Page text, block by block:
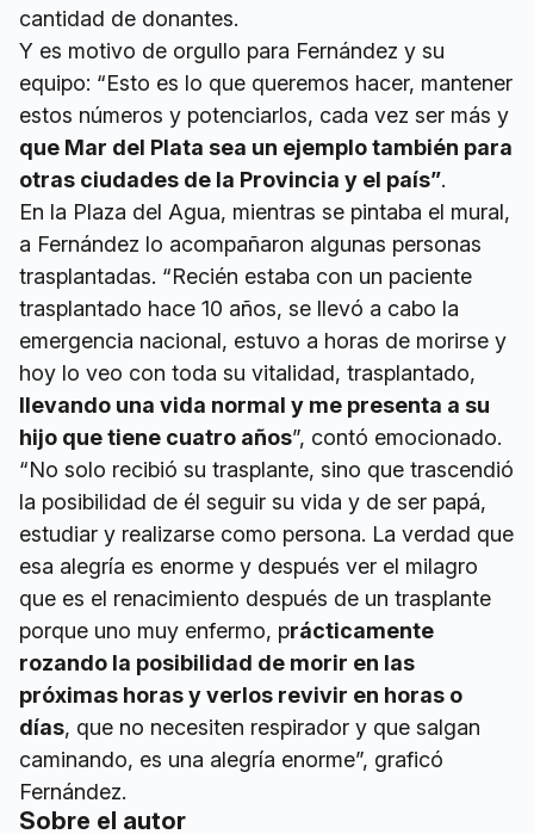
cantidad de donantes.
Y es motivo de orgullo para Fernández y su
equipo: “Esto es lo que queremos hacer, mantener
estos números y potenciarlos, cada vez ser más y
que Mar del Plata sea un ejemplo también para
otras ciudades de la Provincia y el país”.
En la Plaza del Agua, mientras se pintaba el mural,
a Fernández lo acompañaron algunas personas
trasplantadas. “Recién estaba con un paciente
trasplantado hace 10 años, se llevó a cabo la
emergencia nacional, estuvo a horas de morirse y
hoy lo veo con toda su vitalidad, trasplantado,
llevando una vida normal y me presenta a su
hijo que tiene cuatro años”, contó emocionado.
“No solo recibió su trasplante, sino que trascendió
la posibilidad de él seguir su vida y de ser papá,
estudiar y realizarse como persona. La verdad que
esa alegría es enorme y después ver el milagro
que es el renacimiento después de un trasplante
porque uno muy enfermo, prácticamente
rozando la posibilidad de morir en las
próximas horas y verlos revivir en horas o
días, que no necesiten respirador y que salgan
caminando, es una alegría enorme”, graficó
Fernández.
Sobre el autor